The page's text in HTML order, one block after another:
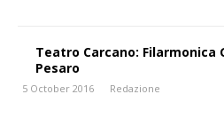
Teatro Carcano: Filarmonica
Pesaro
5 October 2016 Redazione